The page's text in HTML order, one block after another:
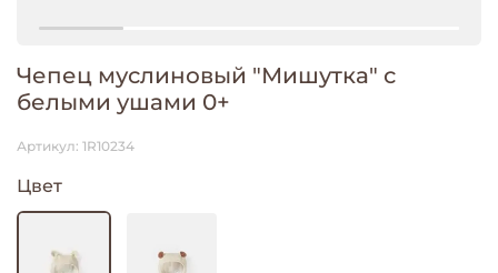
Чепец муслиновый "Мишутка" с
белыми ушами 0+
Артикул: 1R10234
Цвет